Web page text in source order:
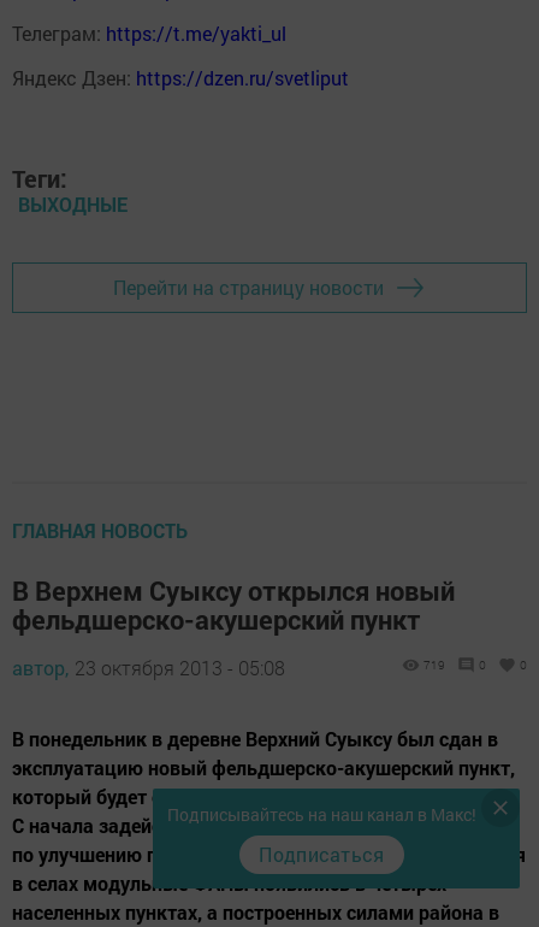
Телеграм: https://t.me/yakti_ul
Яндекс Дзен: https://dzen.ru/svetliput
Теги:
ВЫХОДНЫЕ
Перейти на страницу новости
ГЛАВНАЯ НОВОСТЬ
В Верхнем Суыксу открылся новый
фельдшерско-акушерский пункт
автор, 23 октября 2013 - 05:08 719 0 0
В понедельник в деревне Верхний Суыксу был сдан в
эксплуатацию новый фельдшерско-акушерский пункт,
который будет оказывать услуги более 320 пациентам.
С начала задействования республиканской программы
по улучшению первичного медицинского обслуживания
в селах модульные ФАПы появились в четырех
населенных пунктах, а построенных силами района в
Подписывайтесь на наш канал в Макс!
Подписаться